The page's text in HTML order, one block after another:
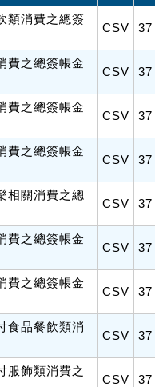
類消費之總簽
CSV 37
費之總簽帳金
CSV 37
費之總簽帳金
CSV 37
費之總簽帳金
CSV 37
相關消費之總
CSV 37
費之總簽帳金
CSV 37
費之總簽帳金
CSV 37
食品餐飲類消
CSV 37
服飾類消費之
CSV 37